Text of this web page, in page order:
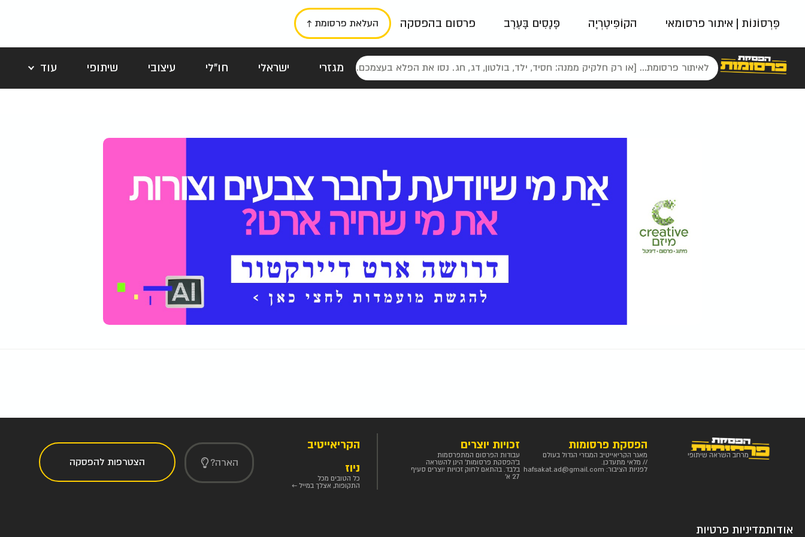
פֶּרְסוֹנוֹת | איתור פרסומאי הקוֹפִּיטֶרְיָה פָּנָסִים בָּעֶרֶב פרסום בהפסקה העלאת פרסומת ↑
מגזרי ישראלי חו"לי עיצובי שיתופי
עוד
פאשן
ניינטיז נוסטלגי כרזות טיפוגרפי
מרחב השראה שיתופי
הפסקת פרסומות
מאגר הקריאייטיב המגזרי הגדול בעולם
// מלאי מתעדכן.
לפניות הציבור: hafsakat.ad@gmail.com
זכויות יוצרים
עבודות הפרסום המתפרסמות
ב'הפסקת פרסומות' הינן להשראה
בלבד. בהתאם לחוק זכויות יוצרים סעיף
27 א'
הקריאייטיב
ניוז
כל הטובים מכל
התקופות, אצלך במייל ←
הארה? הצטרפות להפסקה
אודותמדיניות פרטיות